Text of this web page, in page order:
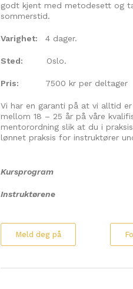
godt kjent med metodesett og
sommerstid.
Varighet: 4 dager.
Sted: Oslo.
Pris: 7500 kr per deltager
Vi har en garanti på at vi alltid
mellom 18 – 25 år på våre
mentorordning slik at du i
lønnet praksis for instruktører
Kursprogram
Instruktørene
Meld deg på